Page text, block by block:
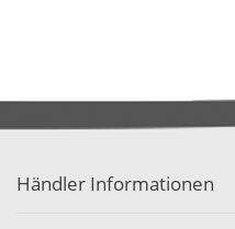
Händler Informationen